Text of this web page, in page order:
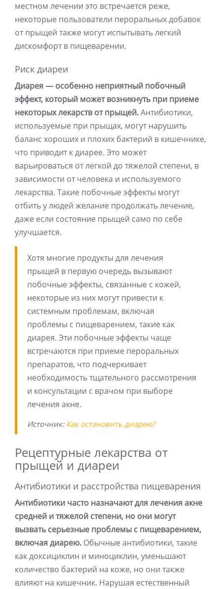
местном лечении это встречается реже,
некоторые пользователи пероральных добавок
от прыщей также могут испытывать легкий
дискомфорт в пищеварении.
Риск диареи
Диарея — особенно неприятный побочный
эффект, который может возникнуть при приеме
некоторых лекарств от прыщей.Антибиотики,
используемые при прыщах, могут нарушить
баланс хороших и плохих бактерий в кишечнике,
что приводит к диарее. Это может
варьироваться от легкой до тяжелой степени, в
зависимости от человека и используемого
лекарства. Такие побочные эффекты могут
отбить у людей желание продолжать лечение,
даже если состояние прыщей само по себе
улучшается.
Хотя многие продукты для лечения
прыщей в первую очередь вызывают
побочные эффекты, связанные с кожей,
некоторые из них могут привести к
системным проблемам, включая
проблемы с пищеварением, такие как
диарея. Эти побочные эффекты чаще
встречаются при приеме пероральных
препаратов, что подчеркивает
необходимость тщательного рассмотрения
и консультации с врачом при выборе
лечения акне.
Источник: Как остановить диарею?
Рецептурные лекарства от
прыщей и диареи
Антибиотики и расстройства пищеварения
Антибиотики часто назначают для лечения акне
средней и тяжелой степени, но они могут
вызвать серьезные проблемы с пищеварением,
включая диарею. Обычные антибиотики, такие
как доксициклин и миноциклин, уменьшают
количество бактерий на коже, но они также
влияют на кишечник. Нарушая естественный